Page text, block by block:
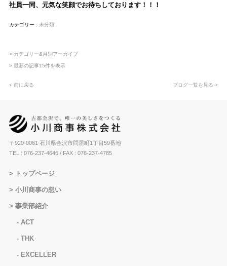
社員一同、元気な笑顔でお待ちしております！！！
カテゴリー : 未分類
> カテゴリー&月別アーカイブ
> 最新の記事15件を表示
< 前に戻る ブログ一覧を見る >
〒920-0061 石川県金沢市問屋町1丁目59番地
TEL : 076-237-4646/ FAX : 076-237-4785
トップページ
小川商事の想い
事業部紹介
ACT
THK
EXCELLER